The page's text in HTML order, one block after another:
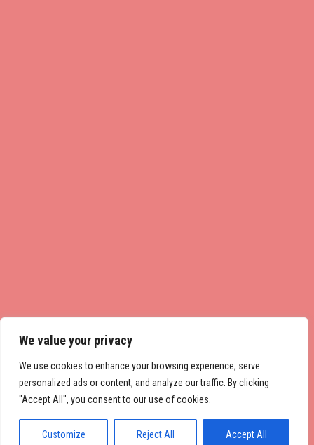
We value your privacy
We use cookies to enhance your browsing experience, serve
personalized ads or content, and analyze our traffic. By clicking
"Accept All", you consent to our use of cookies.
Customize Reject All Accept All